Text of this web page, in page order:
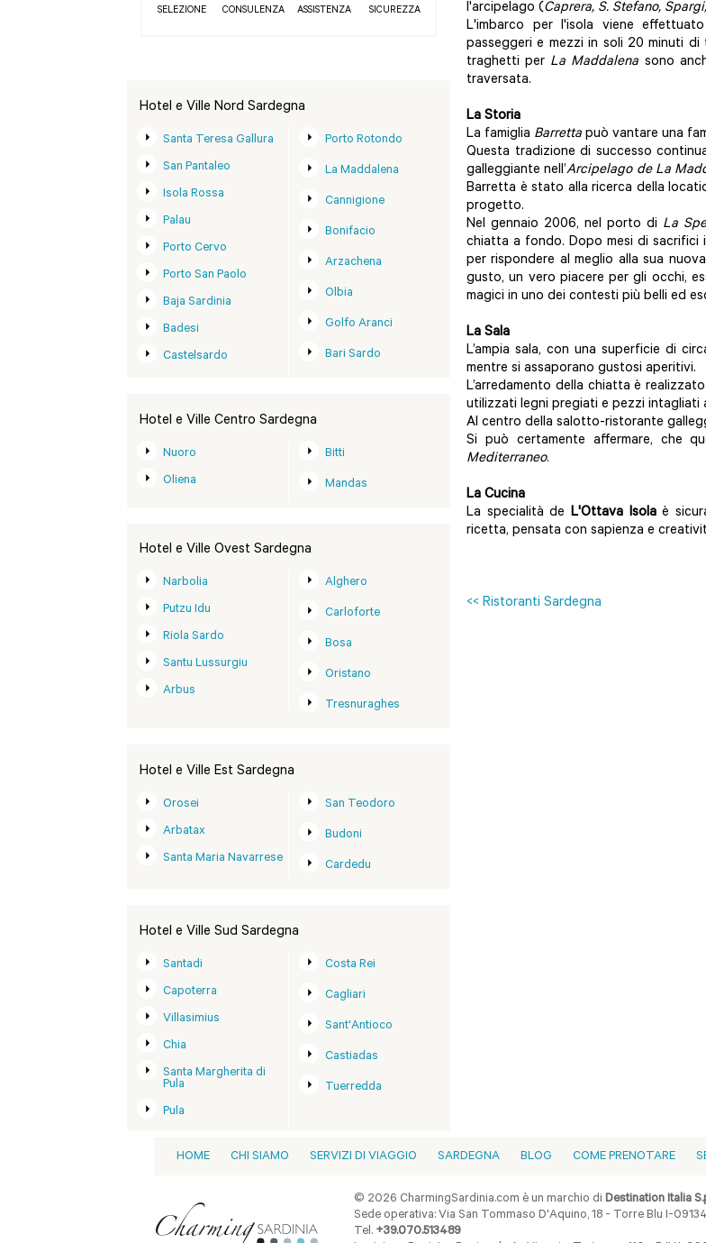
SELEZIONE CONSULENZA ASSISTENZA SICUREZZA
Hotel e Ville Nord Sardegna
Santa Teresa Gallura
San Pantaleo
Isola Rossa
Palau
Porto Cervo
Porto San Paolo
Baja Sardinia
Badesi
Castelsardo
Porto Rotondo
La Maddalena
Cannigione
Bonifacio
Arzachena
Olbia
Golfo Aranci
Bari Sardo
Hotel e Ville Centro Sardegna
Nuoro
Oliena
Bitti
Mandas
Hotel e Ville Ovest Sardegna
Narbolia
Putzu Idu
Riola Sardo
Santu Lussurgiu
Arbus
Alghero
Carloforte
Bosa
Oristano
Tresnuraghes
Hotel e Ville Est Sardegna
Orosei
Arbatax
Santa Maria Navarrese
San Teodoro
Budoni
Cardedu
Hotel e Ville Sud Sardegna
Santadi
Capoterra
Villasimius
Chia
Santa Margherita di
Pula
Pula
Costa Rei
Cagliari
Sant'Antioco
Castiadas
Tuerredda
l'arcipelago (Caprera, S. Stefano,
L'imbarco per l'isola viene
passeggeri e mezzi in soli 20 minuti
traghetti per La Maddalena sono
traversata.
La Storia
La famiglia Barretta può vantare una
Questa tradizione di successo
galleggiante nell’Arcipelago de La
Barretta è stato alla ricerca della
progetto.
Nel gennaio 2006, nel porto di La
chiatta a fondo. Dopo mesi di sacrifici
per rispondere al meglio alla sua
gusto, un vero piacere per gli occhi,
magici in uno dei contesti più belli ed
La Sala
L’ampia sala, con una superficie di
mentre si assaporano gustosi aperitivi.
L’arredamento della chiatta è
utilizzati legni pregiati e pezzi intagliati
Al centro della salotto-ristorante
Si può certamente affermare, che
Mediterraneo.
La Cucina
La specialità de L'Ottava Isolaè
ricetta, pensata con sapienza e
<< Ristoranti Sardegna
HOME CHI SIAMO SERVIZI DI VIAGGIO SARDEGNA BLOG COME PRENOTARE
© 2026 CharmingSardinia.com è un marchio diDestination Italia
Sede operativa: Via San Tommaso D'Aquino, 18 - Torre Blu I-
Tel. +39.070.513489